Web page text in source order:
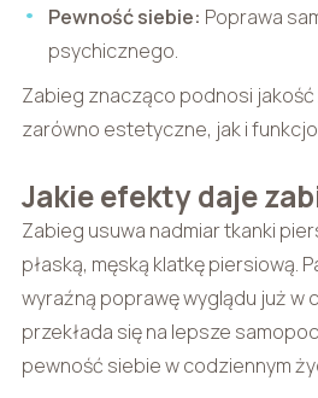
Pewność siebie: Poprawa
psychicznego.
Zabieg znacząco podnosi
zarówno estetyczne, jak i
Jakie efekty daje
Zabieg usuwa nadmiar tkanki
płaską, męską klatkę piersiową.
wyraźną poprawę wyglądu już w
przekłada się na lepsze
pewność siebie w codziennym